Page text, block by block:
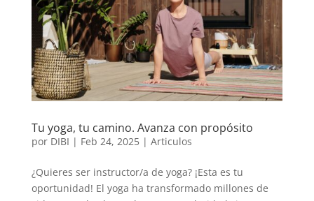
Tu yoga, tu camino. Avanza con propósito
por DIBI | Feb 24, 2025| Articulos
¿Quieres ser instructor/a de yoga? ¡Esta es tu
oportunidad! El yoga ha transformado millones de